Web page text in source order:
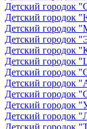
Детский городок
Детский городок
Детский городок
Детский городок
Детский городок
Детский городок
Детский городок
Детский городок
Детский городок
Детский городок
Детский городок
Детский городок